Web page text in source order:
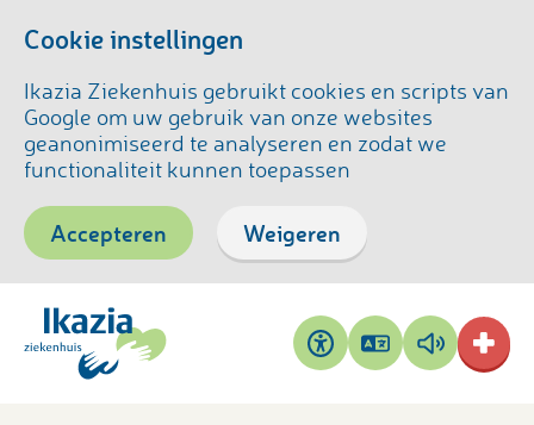
Cookie instellingen
Ikazia Ziekenhuis gebruikt cookies en scripts van
Google om uw gebruik van onze websites
geanonimiseerd te analyseren en zodat we
functionaliteit kunnen toepassen
Accepteren Weigeren
Toegankelijkheid
Pagina
vertalen
Pagina
voorlezen